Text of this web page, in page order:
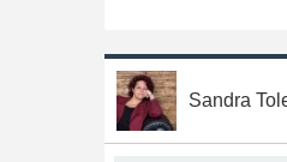
Sandra